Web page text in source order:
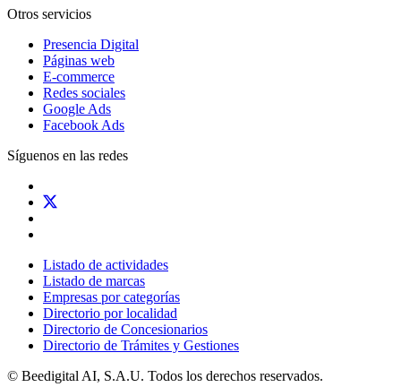
Otros servicios
Presencia Digital
Páginas web
E-commerce
Redes sociales
Google Ads
Facebook Ads
Síguenos en las redes
Listado de actividades
Listado de marcas
Empresas por categorías
Directorio por localidad
Directorio de Concesionarios
Directorio de Trámites y Gestiones
© Beedigital AI, S.A.U. Todos los derechos reservados.